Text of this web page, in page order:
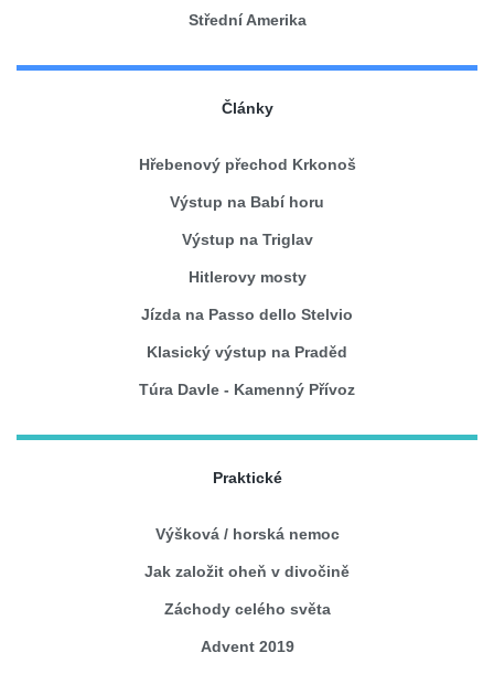
Střední Amerika
Články
Hřebenový přechod Krkonoš
Výstup na Babí horu
Výstup na Triglav
Hitlerovy mosty
Jízda na Passo dello Stelvio
Klasický výstup na Praděd
Túra Davle - Kamenný Přívoz
Praktické
Výšková / horská nemoc
Jak založit oheň v divočině
Záchody celého světa
Advent 2019